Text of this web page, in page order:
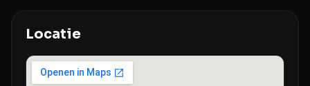
Locatie